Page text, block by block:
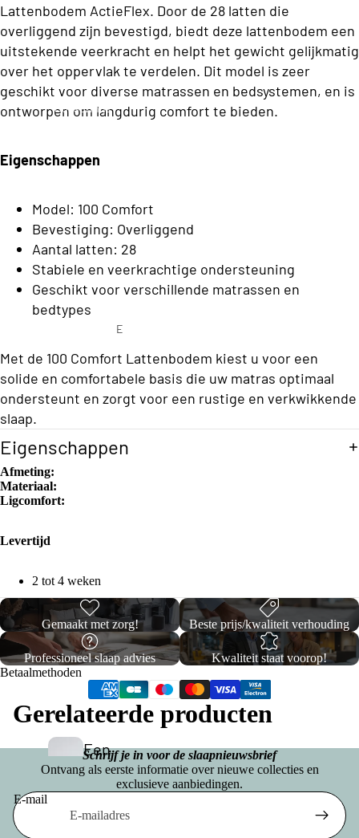
n
e
s
s
C
s
o
ll
c
ti
o
T
C
o
ll
c
ti
o
n
S
p
e
r
o
b
e
d
d
e
n
o
a
Vo
uw
be
dd
S
a
Boxsprings
E
n
p
e
o
p
ri
n
g
s
Eenperso
Budget
Boxsprin
Een
pers
oon
s
Lattenbodem ActieFlex. Door de 28 latten die
overliggend zijn bevestigd, biedt deze lattenbodem een
uitstekende veerkracht en helpt het gewicht gelijkmatig
over het oppervlak te verdelen. Dit model is zeer
geschikt voor diverse matrassen en bedsystemen, en is
ontworpen om langdurig comfort te bieden.
Eigenschappen
Model: 100 Comfort
Bevestiging: Overliggend
Aantal latten: 28
Stabiele en veerkrachtige ondersteuning
Geschikt voor verschillende matrassen en
bedtypes
Met de 100 Comfort Lattenbodem kiest u voor een
solide en comfortabele basis die uw matras optimaal
ondersteunt en zorgt voor een rustige en verkwikkende
slaap.
Eigenschappen
Afmeting:
Materiaal:
Ligcomfort:
Levertijd
2 tot 4 weken
Gemaakt met zorg! Beste prijs/kwaliteit verhouding
Professioneel slaap advies
Kwaliteit staat voorop!
Betaalmethoden
Gerelateerde producten
Schrijf je in voor de slaapnieuwsbrief
Ontvang als eerste informatie over nieuwe collecties en
exclusieve aanbiedingen.
E-mail
Privacybeleid